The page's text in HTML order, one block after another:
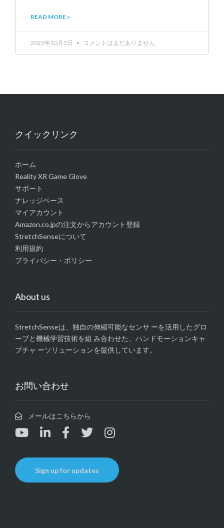
READ MORE »
2023年10月3日 コメントはまだありません
クイックリンク
ホーム
Reality XR Game Glove
サポート
ナレッジベース
マイアカウント
Amazon.co.jpの注文からアカウント登録
StretchSenseについて
利用規約
プライバシー・ポリシー
About us
StretchSenseは、独自の伸縮可能なセンサ ーを活用したグロ
ーブと機械学習技術を組 み合わせた、ハンドモーションキャ
プチャ ーソリューションを提供しています。
お問い合わせ
メールはこちらから
Sign up for updates